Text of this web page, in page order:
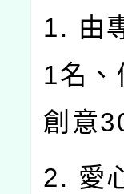
1. 由
1名
創意
2. 愛